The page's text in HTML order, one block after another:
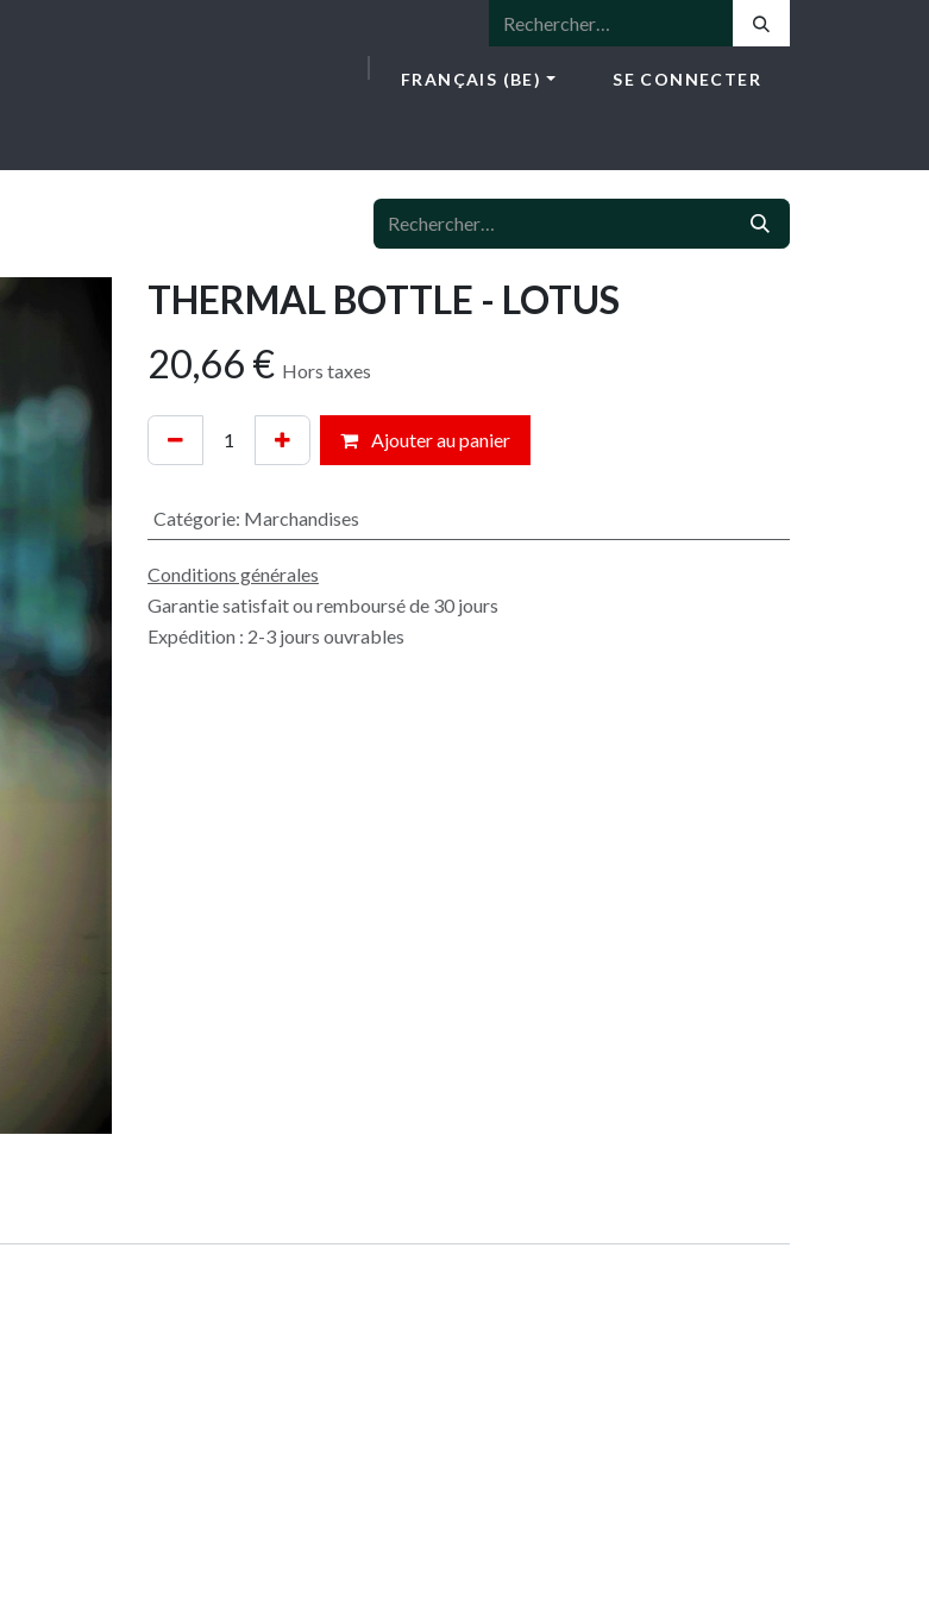
FRANÇAIS (BE) SE CONNECTER
THERMAL BOTTLE - LOTUS
20,66 € Hors taxes
Ajouter au panier
Catégorie: Marchandises
Conditions générales
Garantie satisfait ou remboursé de 30 jours
Expédition : 2-3 jours ouvrables